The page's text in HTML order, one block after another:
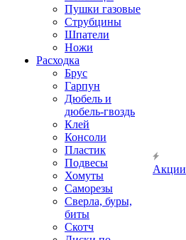
Пушки газовые
Струбцины
Шпатели
Ножи
Расходка
Брус
Гарпун
Дюбель и
дюбель-гвоздь
Клей
Консоли
Пластик
Подвесы
Хомуты
Саморезы
Сверла, буры,
биты
Скотч
Акции